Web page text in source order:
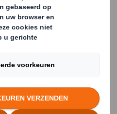
naadloos aan bij de
materiaalgebruik in
en afval te voorkomen
duurzame ontwerpen.
is het zorgvuldig
van overtollig
vrijkomt tijdens het
aanpak van beide